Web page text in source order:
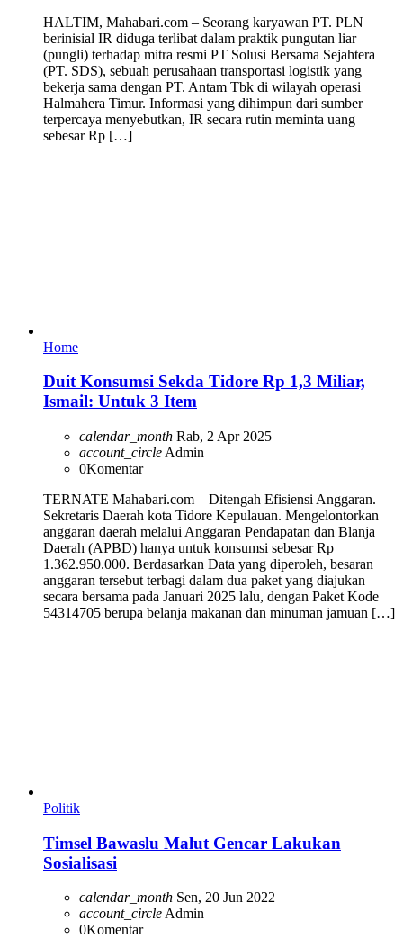
HALTIM, Mahabari.com – Seorang karyawan PT. PLN
berinisial IR diduga terlibat dalam praktik pungutan liar
(pungli) terhadap mitra resmi PT Solusi Bersama Sejahtera
(PT. SDS), sebuah perusahaan transportasi logistik yang
bekerja sama dengan PT. Antam Tbk di wilayah operasi
Halmahera Timur. Informasi yang dihimpun dari sumber
terpercaya menyebutkan, IR secara rutin meminta uang
sebesar Rp […]
Home
Duit Konsumsi Sekda Tidore Rp 1,3 Miliar,
Ismail: Untuk 3 Item
calendar_month Rab, 2 Apr 2025
account_circle Admin
0Komentar
TERNATE Mahabari.com – Ditengah Efisiensi Anggaran.
Sekretaris Daerah kota Tidore Kepulauan. Mengelontorkan
anggaran daerah melalui Anggaran Pendapatan dan Blanja
Daerah (APBD) hanya untuk konsumsi sebesar Rp
1.362.950.000. Berdasarkan Data yang diperoleh, besaran
anggaran tersebut terbagi dalam dua paket yang diajukan
secara bersama pada Januari 2025 lalu, dengan Paket Kode
54314705 berupa belanja makanan dan minuman jamuan […]
Politik
Timsel Bawaslu Malut Gencar Lakukan
Sosialisasi
calendar_month Sen, 20 Jun 2022
account_circleAdmin
0Komentar